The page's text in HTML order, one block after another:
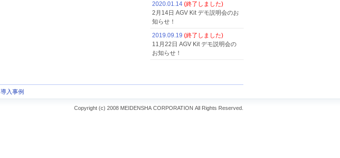
2020.01.14 (終了しました)
2月14日 AGV Kit デモ説明会のお
知らせ！
2019.09.19 (終了しました)
11月22日 AGV Kit デモ説明会の
お知らせ！
導入事例
Copyright (c) 2008 MEIDENSHA CORPORATION All Rights Reserved.